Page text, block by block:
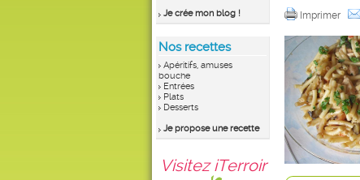
Je crée mon blog !
Nos recettes
Apéritifs, amuses
bouche
Entrées
Plats
Desserts
Je propose une recette
Visitez iTerroir
Imprimer